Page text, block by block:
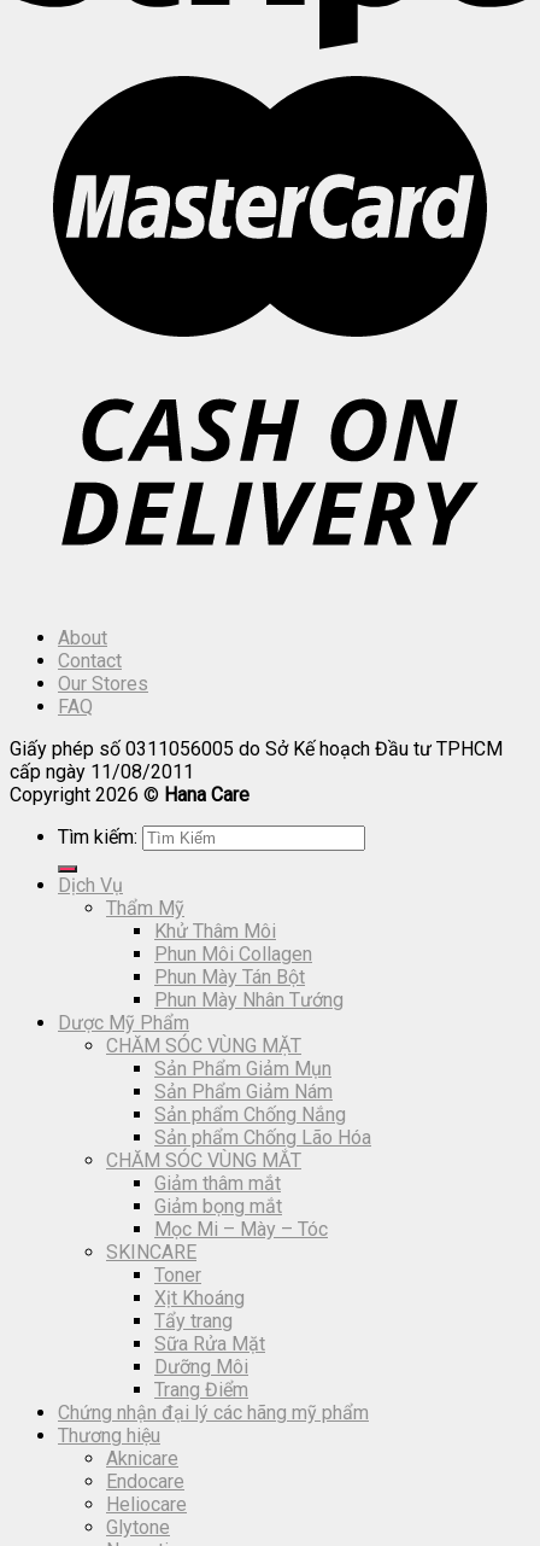
About
Contact
Our Stores
FAQ
Giấy phép số 0311056005 do Sở Kế hoạch Đầu tư TPHCM
cấp ngày 11/08/2011
Copyright 2026 © Hana Care
Tìm kiếm:
Dịch Vụ
Thẩm Mỹ
Khử Thâm Môi
Phun Môi Collagen
Phun Mày Tán Bột
Phun Mày Nhân Tướng
Dược Mỹ Phẩm
CHĂM SÓC VÙNG MẶT
Sản Phẩm Giảm Mụn
Sản Phẩm Giảm Nám
Sản phẩm Chống Nắng
Sản phẩm Chống Lão Hóa
CHĂM SÓC VÙNG MẮT
Giảm thâm mắt
Giảm bọng mắt
Mọc Mi – Mày – Tóc
SKINCARE
Toner
Xịt Khoáng
Tẩy trang
Sữa Rửa Mặt
Dưỡng Môi
Trang Điểm
Chứng nhận đại lý các hãng mỹ phẩm
Thương hiệu
Aknicare
Endocare
Heliocare
Glytone